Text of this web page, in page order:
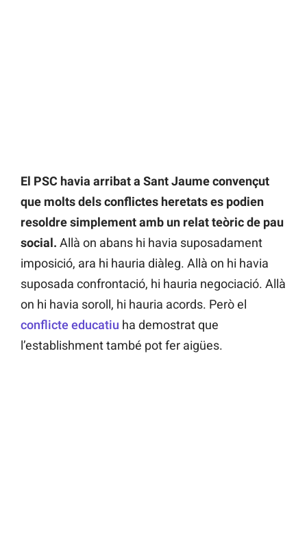
El PSC havia arribat a Sant Jaume convençut
que molts dels conflictes heretats es podien
resoldre simplement amb un relat teòric de pau
social. Allà on abans hi havia suposadament
imposició, ara hi hauria diàleg. Allà on hi havia
suposada confrontació, hi hauria negociació. Allà
on hi havia soroll, hi hauria acords. Però el
conflicte educatiu ha demostrat que
l’establishment també pot fer aigües.